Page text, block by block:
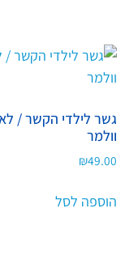
גשר לילדי הקשר /
וולמר
₪49.00
הוספה לסל